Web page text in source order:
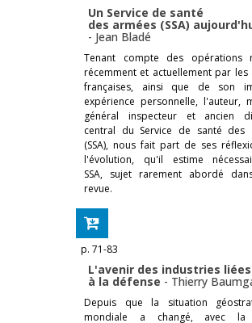
Un Service de santé
des armées (SSA)
- Jean Bladé
Tenant compte des opérations
récemment et actuellement par les
françaises, ainsi que de son
expérience personnelle, l'auteur,
général inspecteur et ancien
central du Service de santé des
(SSA), nous fait part de ses
l'évolution, qu'il estime
SSA, sujet rarement abordé
revue.
p. 71-83
L'avenir des industries liées
à la défense - Thierry
Depuis que la situation
mondiale a changé, avec la